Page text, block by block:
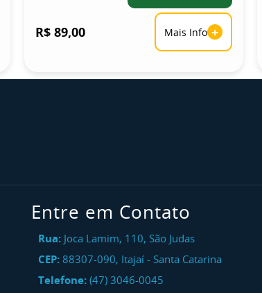
R$ 89,00 Mais Info +
Entre em Contato
Rua: Joca Lamim, 110, São Judas
CEP: 88307-090, Itajaí - Santa Catarina
Telefone: (47) 3046-0045